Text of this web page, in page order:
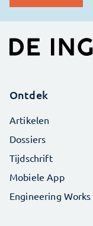
Ontdek
Artikelen
Dossiers
Tijdschrift
Mobiele App
Engineering Works